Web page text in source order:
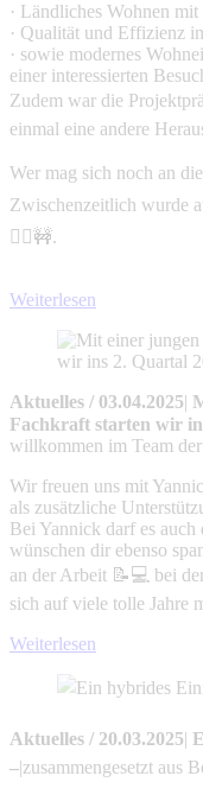
· Ländliches Wohnen
· Qualität und Effizienz
· sowie modernes
einer interessierten
Zudem war die
einmal eine andere
Wer mag sich noch an
Zwischenzeitlich wurde
👷‍♀️🚧.
Weiterlesen
Aktuelles / 03.04.2025|
Fachkraft starten wir
willkommen im Team
Wir freuen uns mit
als zusätzliche
Bei Yannick darf es
wünschen dir ebenso
an der Arbeit 📝💻 bei
sich auf viele tolle Jahre
Weiterlesen
Aktuelles / 20.03.2025|
–|zusammengesetzt aus